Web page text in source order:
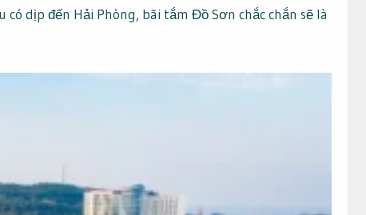
dịp đến Hải Phòng, bãi tắm Đồ Sơn chắc chắn sẽ là